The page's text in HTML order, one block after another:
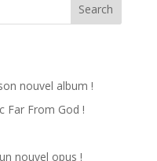
Search
nouvel album !
Far From God !
nouvel opus !